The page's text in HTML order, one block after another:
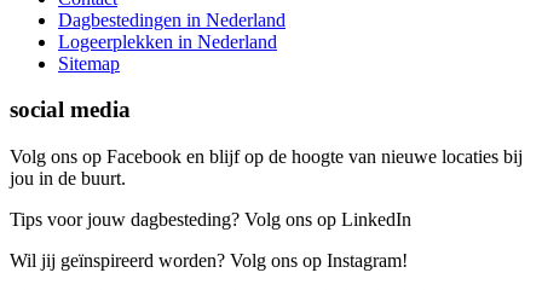
Dagbestedingen in Nederland
Logeerplekken in Nederland
Sitemap
social media
Volg ons op Facebook en blijf op de hoogte van nieuwe locaties bij
jou in de buurt.
Tips voor jouw dagbesteding? Volg ons op LinkedIn
Wil jij geïnspireerd worden? Volg ons op Instagram!